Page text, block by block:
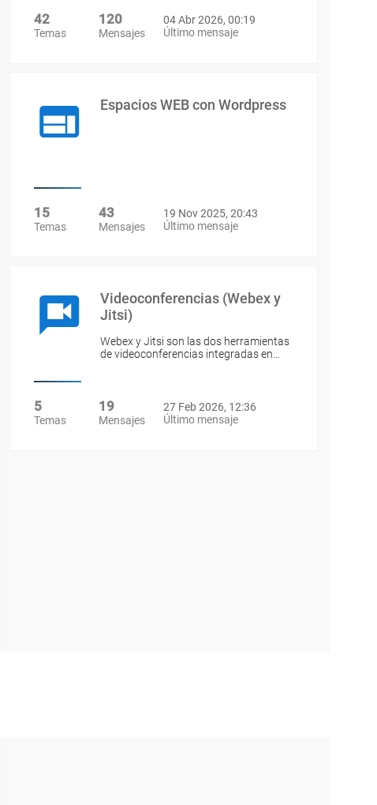
42
Temas
120
Mensajes
04 Abr 2026, 00:19
Último mensaje
Espacios WEB con Wordpress
15
Temas
43
Mensajes
19 Nov 2025, 20:43
Último mensaje
Videoconferencias (Webex y
Jitsi)
Webex y Jitsi son las dos herramientas
de videoconferencias integradas en…
5
Temas
19
Mensajes
27 Feb 2026, 12:36
Último mensaje